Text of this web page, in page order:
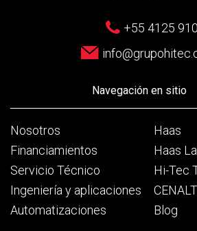
+55 4125
Navegación en sitio
Nosotros
Financiamientos
Servicio Técnico
Ingeniería y aplicaciones
Automatizaciones
Haas
Haas
Hi-Tec
Blog